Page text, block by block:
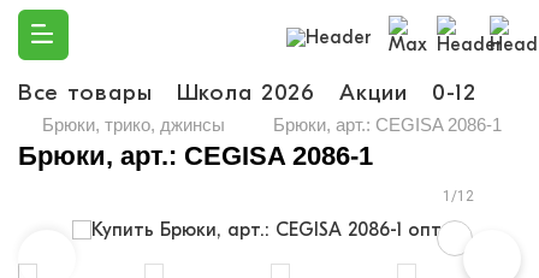
Все товары Школа 2026 Акции 0-12
Брюки, трико, джинсы Брюки, арт.: CEGISA 2086-1
Брюки, арт.: CEGISA 2086-1
1/12